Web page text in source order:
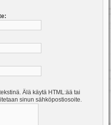
Älä käytä HTML:ää tai
sinun sähköpostiosoite.